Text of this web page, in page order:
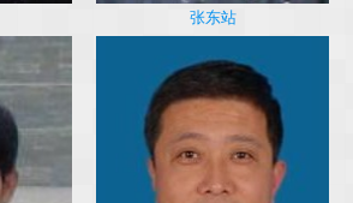
张东站